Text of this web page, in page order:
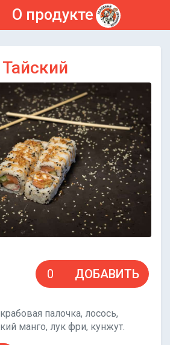
О продукте
Тайский
ДОБАВИТЬ
палочка, лосось,
манго, лук фри, кунжут.